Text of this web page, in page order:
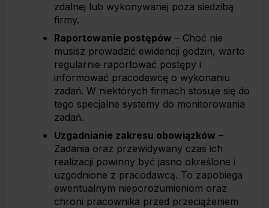
zdalnej lub wykonywanej poza siedzibą
firmy.
Raportowanie postępów – Choć nie
musisz prowadzić ewidencji godzin, warto
regularnie raportować postępy i
informować pracodawcę o wykonaniu
zadań. W niektórych firmach stosuje się do
tego specjalne systemy do monitorowania
zadań.
Uzgadnianie zakresu obowiązków –
Zadania oraz przewidywany czas ich
realizacji powinny być jasno określone i
uzgodnione z pracodawcą. To zapobiega
ewentualnym nieporozumieniom oraz
chroni pracownika przed przeciążeniem